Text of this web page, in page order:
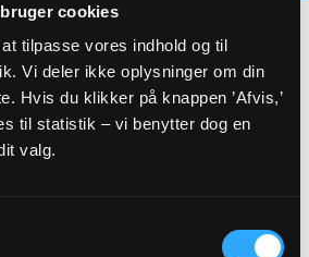
cookies
tilpasse vores indhold og til
Vi deler ikke oplysninger om din
Hvis du klikker på knappen ’Afvis,’
til statistik – vi benytter dog en
valg.